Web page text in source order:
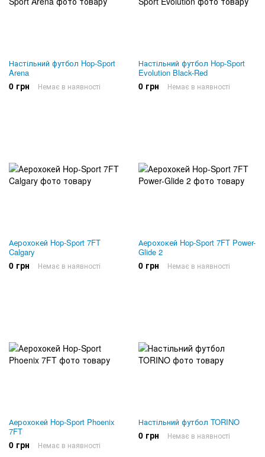
Настільний футбол Hop-Sport
Arena
0 грн Немає в наявності
Настільний футбол Hop-Sport
Evolution Black-Red
0 грн Немає в наявності
Аерохокей Hop-Sport 7FT
Calgary
0 грн Немає в наявності
Аерохокей Hop-Sport 7FT Power-
Glide 2
0 грн Немає в наявності
Аерохокей Hop-Sport Phoenix
7FT
0 грн Немає в наявності
Настільний футбол TORINO
0 грн Немає в наявності